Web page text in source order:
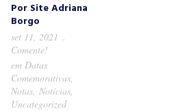
Por Site Adriana
Borgo
set 11, 2021
Comente!
em Datas
Comemorativas,
Notas, Notícias,
Uncategorized